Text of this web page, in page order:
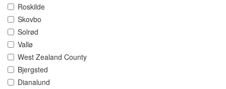
Roskilde
Skovbo
Solrød
Vallø
West Zealand County
Bjergsted
Dianalund